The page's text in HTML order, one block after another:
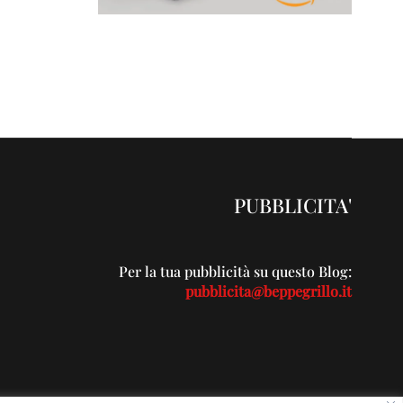
PUBBLICITA'
Per la tua pubblicità su questo Blog:
pubblicita@beppegrillo.it